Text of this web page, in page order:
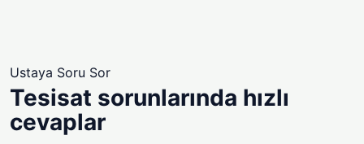
Ustaya Soru Sor
Tesisat sorunlarında hızlı
cevaplar